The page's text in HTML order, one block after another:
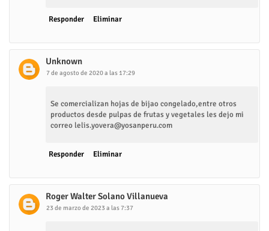
Responder Eliminar
Unknown
7 de agosto de 2020 a las 17:29
Se comercializan hojas de bijao congelado,entre otros
productos desde pulpas de frutas y vegetales les dejo mi
correo lelis.yovera@yosanperu.com
Responder Eliminar
Roger Walter Solano Villanueva
23 de marzo de 2023 a las 7:37